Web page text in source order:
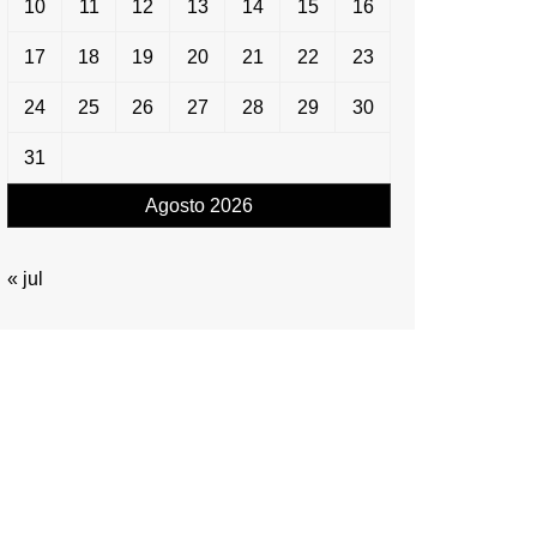
Agosto 2026
10 11 12 13 14 15 16
17 18 19 20 21 22 23
24 25 26 27 28 29 30
31
« jul